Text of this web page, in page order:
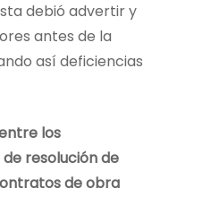
debió advertir y
antes de la
así deficiencias
los
resolución de
de obra